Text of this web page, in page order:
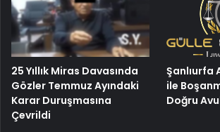
25 Yıllık Miras Davasında
Gözler Temmuz Ayındaki
Karar Duruşmasına
Çevrildi
Şanlıurfa
ile
Doğru